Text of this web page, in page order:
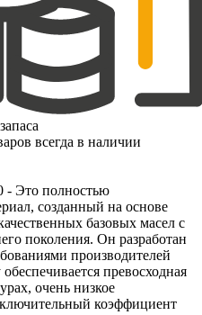
всегда в наличии
- Это полностью
созданный на основе
базовых масел с
поколения. Он разработан
производителей
превосходная
очень низкое
коэффициент